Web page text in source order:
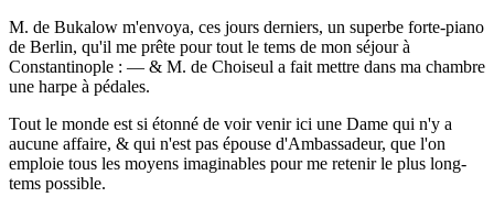
M. de Bukalow m'envoya, ces jours derniers, un superbe forte-piano
de Berlin, qu'il me prête pour tout le tems de mon séjour à
Constantinople : — & M. de Choiseul a fait mettre dans ma chambre
une harpe à pédales.
Tout le monde est si étonné de voir venir ici une Dame qui n'y a
aucune affaire, & qui n'est pas épouse d'Ambassadeur, que l'on
emploie tous les moyens imaginables pour me retenir le plus long-
tems possible.